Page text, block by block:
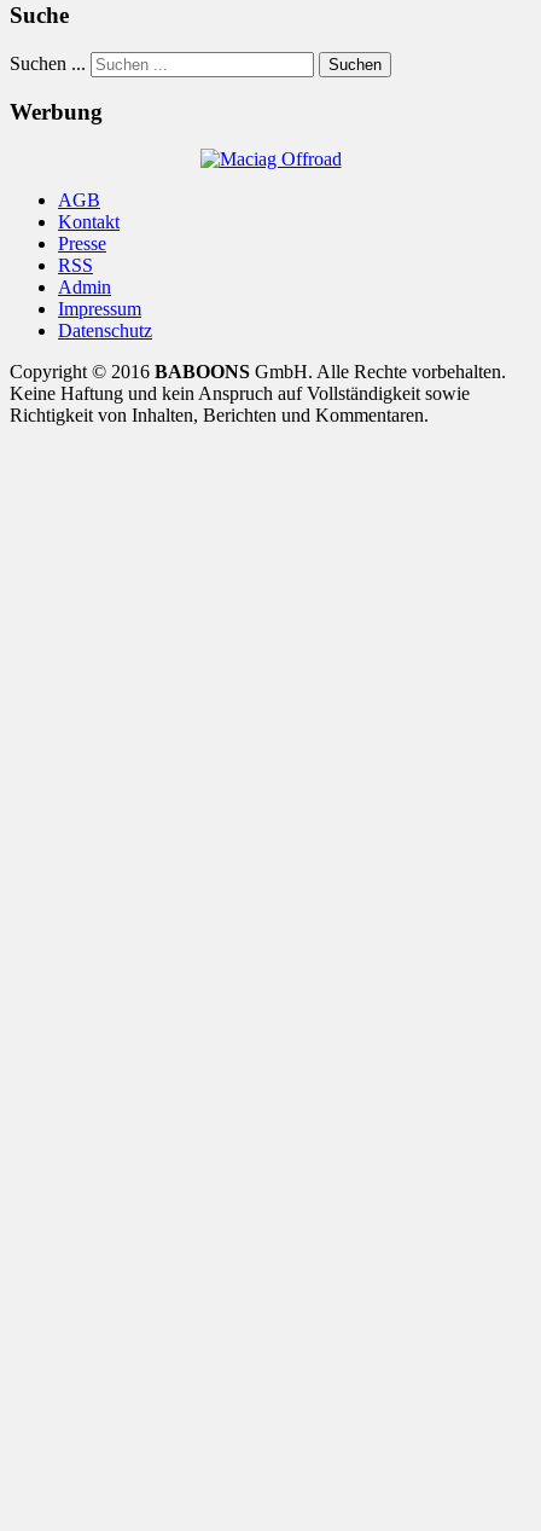
Suche
Suchen ... Suchen
Werbung
AGB
Kontakt
Presse
RSS
Admin
Impressum
Datenschutz
Copyright © 2016 BABOONS GmbH. Alle Rechte vorbehalten.
Keine Haftung und kein Anspruch auf Vollständigkeit sowie
Richtigkeit von Inhalten, Berichten und Kommentaren.